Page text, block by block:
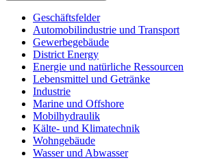
Geschäftsfelder
Automobilindustrie und Transport
Gewerbegebäude
District Energy
Energie und natürliche Ressourcen
Lebensmittel und Getränke
Industrie
Marine und Offshore
Mobilhydraulik
Kälte- und Klimatechnik
Wohngebäude
Wasser und Abwasser